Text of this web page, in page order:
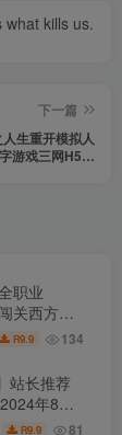
kills us.
下一篇
人生重开模拟人
游戏三网H5全
职业
关西方魔
服务端
整客户
R9.9 134
站长推荐
年8月8
教程-配套
R9.9 81